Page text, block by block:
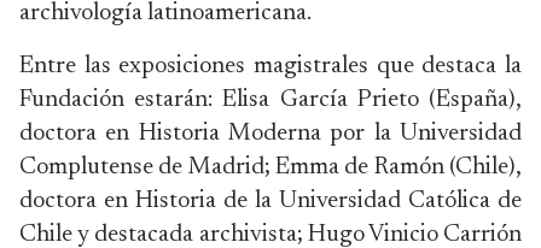
archivología latinoamericana.
Entre las exposiciones magistrales que destaca la
Fundación estarán: Elisa García Prieto (España),
doctora en Historia Moderna por la Universidad
Complutense de Madrid; Emma de Ramón (Chile),
doctora en Historia de la Universidad Católica de
Chile y destacada archivista; Hugo Vinicio Carrión